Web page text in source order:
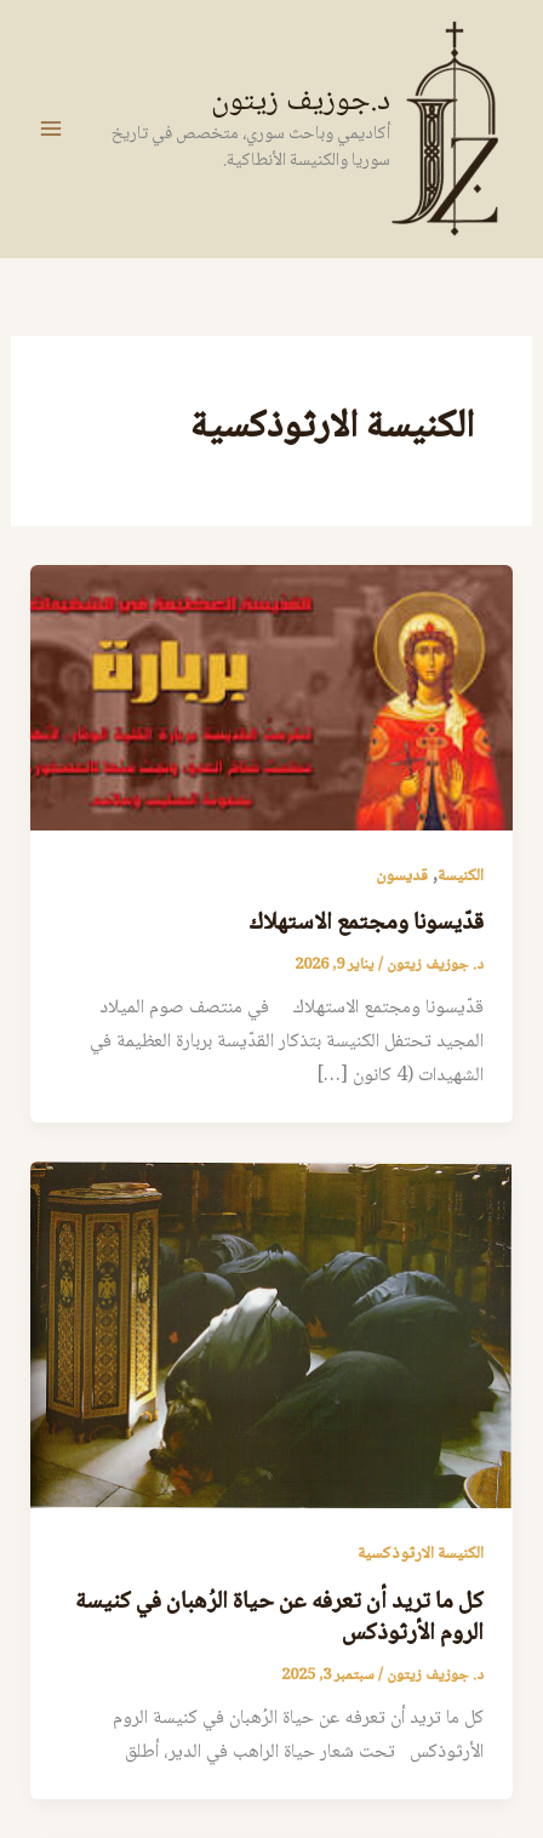
المحتوى
د.جوزيف زيتون
أكاديمي وباحث سوري، متخصص في تاريخ
سوريا والكنيسة الأنطاكية.
الكنيسة الارثوذكسية
الكنيسة,قديسون
قدّيسونا ومجتمع الاستهلاك
د. جوزيف زيتون/يناير 9, 2026
قدّيسونا ومجتمع الاستهلاك في منتصف صوم الميلاد
المجيد تحتفل الكنيسة بتذكار القدّيسة بربارة العظيمة في
الشهيدات (4 كانون […]
الكنيسة الارثوذكسية
كل ما تريد أن تعرفه عن حياة الرُهبان في كنيسة
الروم الأرثوذكس
د. جوزيف زيتون/سبتمبر 3, 2025
كل ما تريد أن تعرفه عن حياة الرُهبان في كنيسة الروم
الأرثوذكس تحت شعار حياة الراهب في الدير، أطلق